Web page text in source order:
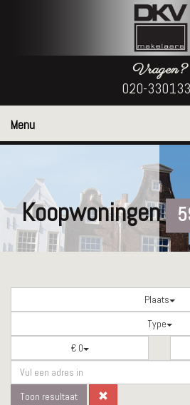
Vragen?
020-
Menu
Koopwoningen
Plaats
Type
€ 0
Toon resultaat